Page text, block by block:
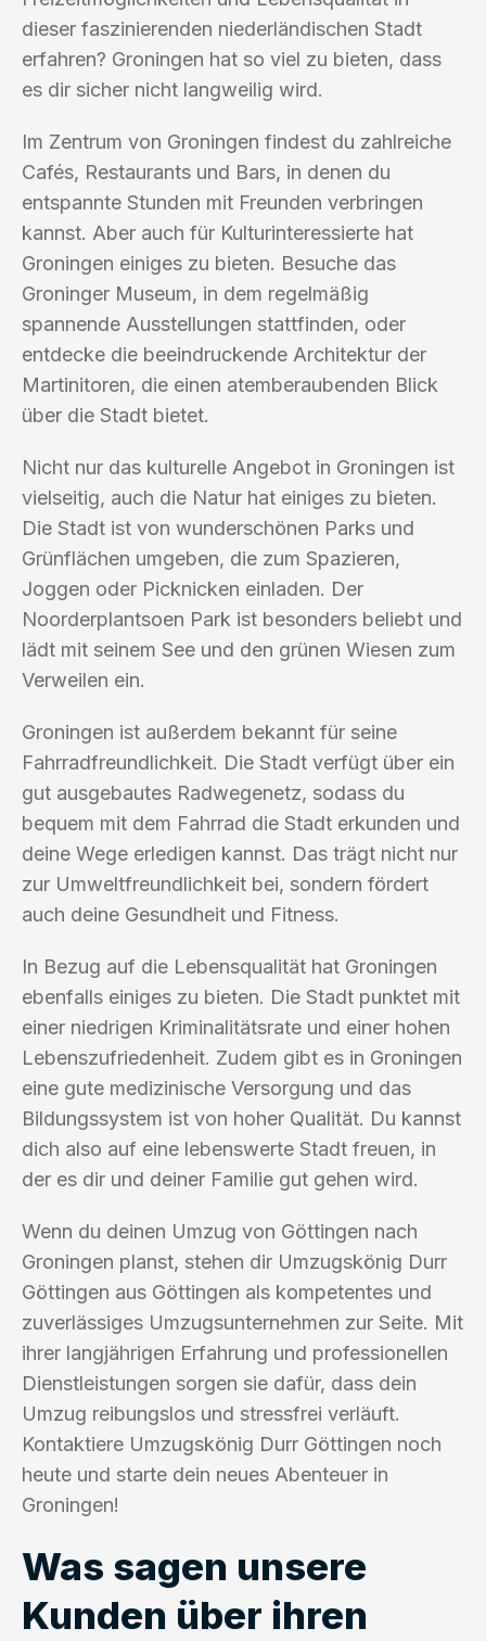
dieser faszinierenden niederländischen Stadt
erfahren? Groningen hat so viel zu bieten, dass
es dir sicher nicht langweilig wird.
Im Zentrum von Groningen findest du zahlreiche
Cafés, Restaurants und Bars, in denen du
entspannte Stunden mit Freunden verbringen
kannst. Aber auch für Kulturinteressierte hat
Groningen einiges zu bieten. Besuche das
Groninger Museum, in dem regelmäßig
spannende Ausstellungen stattfinden, oder
entdecke die beeindruckende Architektur der
Martinitoren, die einen atemberaubenden Blick
über die Stadt bietet.
Nicht nur das kulturelle Angebot in Groningen ist
vielseitig, auch die Natur hat einiges zu bieten.
Die Stadt ist von wunderschönen Parks und
Grünflächen umgeben, die zum Spazieren,
Joggen oder Picknicken einladen. Der
Noorderplantsoen Park ist besonders beliebt und
lädt mit seinem See und den grünen Wiesen zum
Verweilen ein.
Groningen ist außerdem bekannt für seine
Fahrradfreundlichkeit. Die Stadt verfügt über ein
gut ausgebautes Radwegenetz, sodass du
bequem mit dem Fahrrad die Stadt erkunden und
deine Wege erledigen kannst. Das trägt nicht nur
zur Umweltfreundlichkeit bei, sondern fördert
auch deine Gesundheit und Fitness.
In Bezug auf die Lebensqualität hat Groningen
ebenfalls einiges zu bieten. Die Stadt punktet mit
einer niedrigen Kriminalitätsrate und einer hohen
Lebenszufriedenheit. Zudem gibt es in Groningen
eine gute medizinische Versorgung und das
Bildungssystem ist von hoher Qualität. Du kannst
dich also auf eine lebenswerte Stadt freuen, in
der es dir und deiner Familie gut gehen wird.
Wenn du deinen Umzug von Göttingen nach
Groningen planst, stehen dir Umzugskönig Durr
Göttingen aus Göttingen als kompetentes und
zuverlässiges Umzugsunternehmen zur Seite. Mit
ihrer langjährigen Erfahrung und professionellen
Dienstleistungen sorgen sie dafür, dass dein
Umzug reibungslos und stressfrei verläuft.
Kontaktiere Umzugskönig Durr Göttingen noch
heute und starte dein neues Abenteuer in
Groningen!
Was sagen unsere
Kunden über ihren